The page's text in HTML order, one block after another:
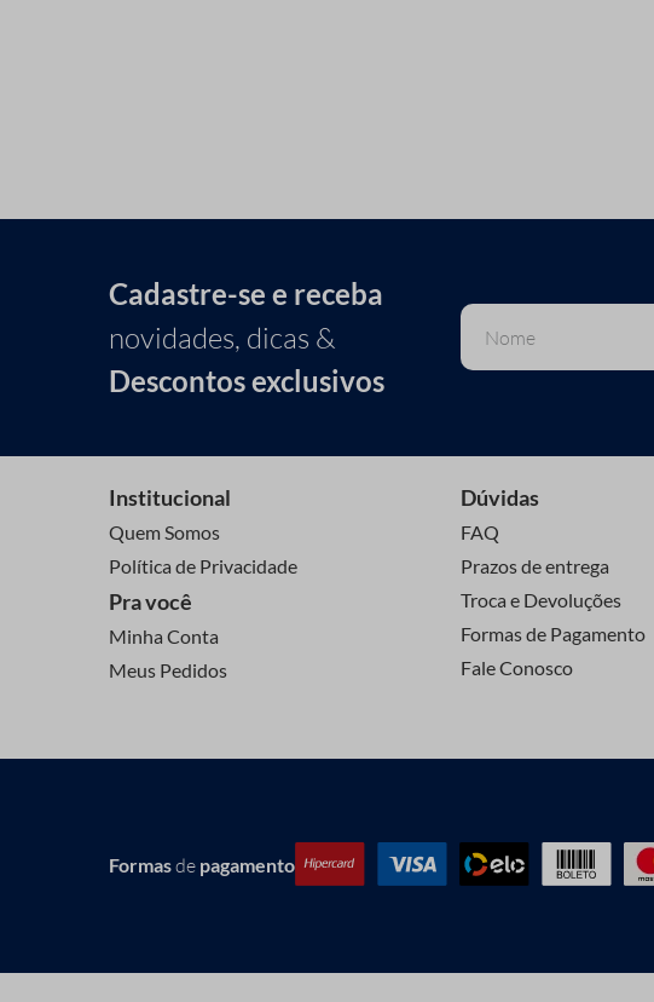
Cadastre-se e receba
novidades, dicas &
Descontos exclusivos
Institucional
Quem Somos
Política de Privacidade
Pra você
Minha Conta
Meus Pedidos
Dúvidas
FAQ
Prazos de entrega
Troca e Devoluções
Formas de Pagamento
Fale Conosco
Formasde pagamento